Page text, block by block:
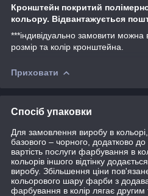
Кронштейн покритий
кольору. Відвантажується
***індивідуально замовити можна
розмір та колір кронштейна.
Приховати
Спосіб упаковки
Для замовлення виробу в кольорі,
базового – чорного, додатково
вартість послуги фарбування в
кольорів іншого відтінку
виробу. Збільшення ціни
кольорового шару фарби з
фарбування в колір лягає другим